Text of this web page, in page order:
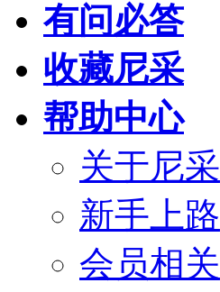
有问必答
收藏尼采
帮助中心
关于尼采
新手上路
会员相关